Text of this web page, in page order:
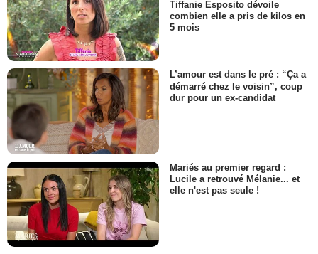
Tiffanie Esposito dévoile
combien elle a pris de kilos en
5 mois
L’amour est dans le pré : “Ça a
démarré chez le voisin”, coup
dur pour un ex-candidat
Mariés au premier regard :
Lucile a retrouvé Mélanie... et
elle n'est pas seule !